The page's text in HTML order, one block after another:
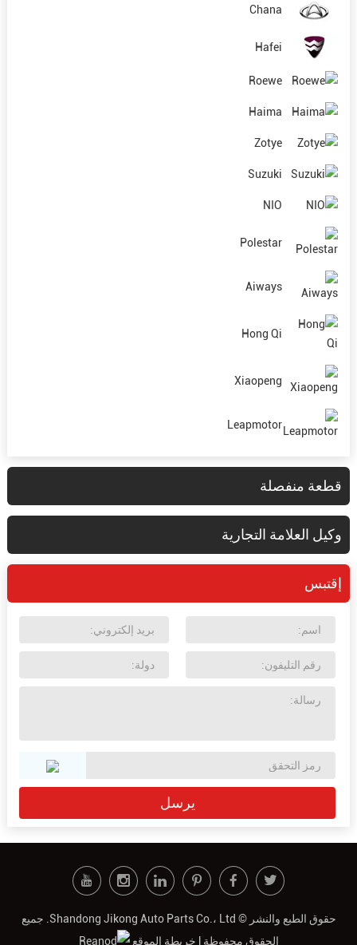
Chana
Hafei
Roewe
Haima
Zotye
Suzuki
NIO
Polestar
Aiways
Hong Qi
Xiaopeng
Leapmotor
قطعة منفصلة
وكيل العلامة التجارية
إقتبس
حقوق الطبع والنشر © Shandong Jikong Auto Parts Co.، Ltd. جميع
الحقوق محفوظة | خريطة الموقع